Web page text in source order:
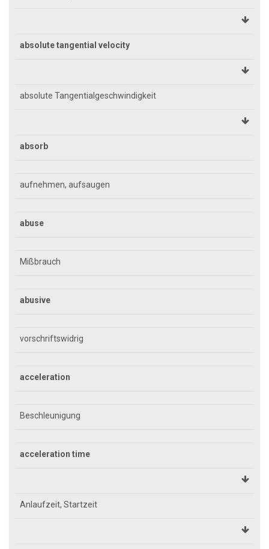
absolute tangential velocity
absolute Tangentialgeschwindigkeit
absorb
aufnehmen, aufsaugen
abuse
Mißbrauch
abusive
vorschriftswidrig
acceleration
Beschleunigung
acceleration time
Anlaufzeit, Startzeit